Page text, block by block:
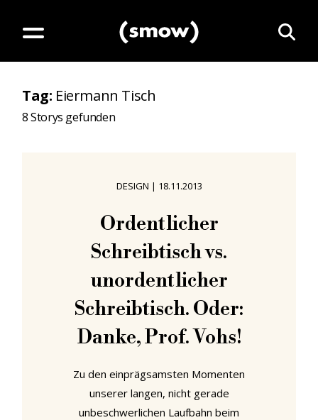
Tag: Eiermann Tisch
8Storys gefunden
DESIGN | 18.11.2013
Ordentlicher
Schreibtisch vs.
unordentlicher
Schreibtisch. Oder:
Danke, Prof. Vohs!
Zu den einprägsamsten Momenten
unserer langen, nicht gerade
unbeschwerlichen Laufbahn beim